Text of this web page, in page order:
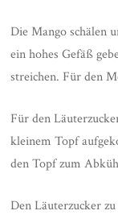
Die Mango schälen
ein hohes Gefäß
streichen. Für den
Für den
kleinem Topf
den Topf zum
Den Läuterzucker